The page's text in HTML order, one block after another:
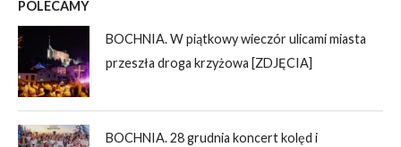
POLECAMY
BOCHNIA. W piątkowy wieczór ulicami miasta
przeszła droga krzyżowa [ZDJĘCIA]
BOCHNIA. 28 grudnia koncert kolęd i